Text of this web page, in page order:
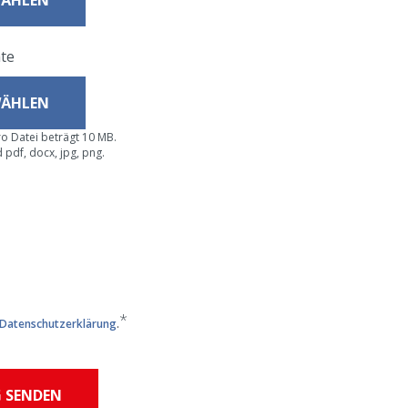
Datei beträgt 10 MB.
pdf, docx, jpg, png.
Datenschutzerklärung.
SENDEN